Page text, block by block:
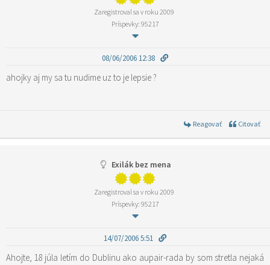
Zaregistroval sa v roku 2009
Príspevky: 95217
08/06/2006 12:38
ahojky aj my sa tu nudime uz to je lepsie ?
Reagovať Citovať
Exilák bez mena
Zaregistroval sa v roku 2009
Príspevky: 95217
14/07/2006 5:51
Ahojte, 18 júla letím do Dublinu ako aupair-rada by som stretla nejaká